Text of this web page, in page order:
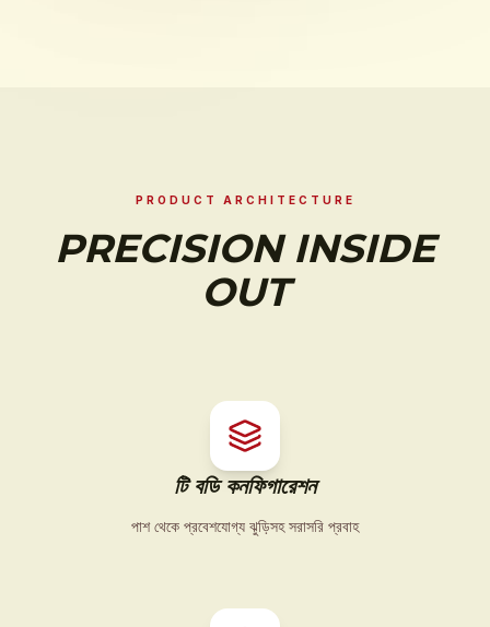
PRODUCT ARCHITECTURE
PRECISION INSIDE
OUT
টি বডি কনফিগারেশন
পাশ থেকে প্রবেশযোগ্য ঝুড়িসহ সরাসরি প্রবাহ